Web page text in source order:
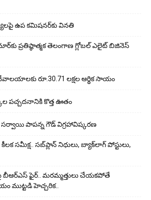
ఉప కమిషనర్‌కు వినతి
ప్రతిష్ఠాత్మక తెలంగాణ గ్లోబల్ ఎలైట్ బిజినెస్
రూ.30.71 లక్షల ఆర్థిక సాయం
పచ్చదనానికి కొత్త ఊతం
సర్వాయి పాపన్న గౌడ్ విగ్రహావిష్కరణ
కీలక సమీక్ష.. సబ్‌ప్లాన్ నిధులు, బ్యాక్‌లాగ్ పోస్టులు,
బీఆర్ఎస్ ఫైర్.. మరమ్మత్తులు చేయ‌క‌పోతే
ముట్టడి హెచ్చరిక..